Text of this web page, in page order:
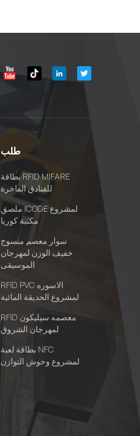
طلب
بطاقة RFID MIFARE
للفنادق الفاخرة
ملصق ICODE لمشروع
مكتبة كوريا
سوار معصم منسوج
خفيف الوزن لمهرجان
الموسيقى
RFID PVC الاسوره
لمشروع الحديقة المائية
RFID معصمه سيليكون
لمهرجان الشروق
بطاقة لعبة NFC
لمشروع وحوش التوازن